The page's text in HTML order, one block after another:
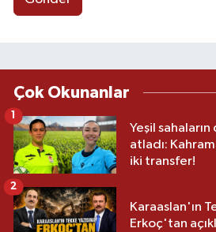
Çok Okunanlar
Yeşil sahaların
atladı:
iki transfer!
1
Karaaslan'ın
Erkoç'tan
2